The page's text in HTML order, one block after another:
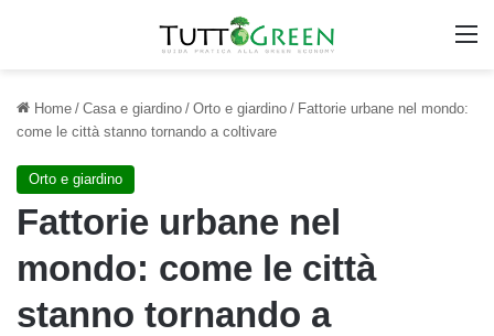
Home / Casa e giardino / Orto e giardino / Fattorie urbane nel mondo:
come le città stanno tornando a coltivare
Orto e giardino
Fattorie urbane nel
mondo: come le città
stanno tornando a